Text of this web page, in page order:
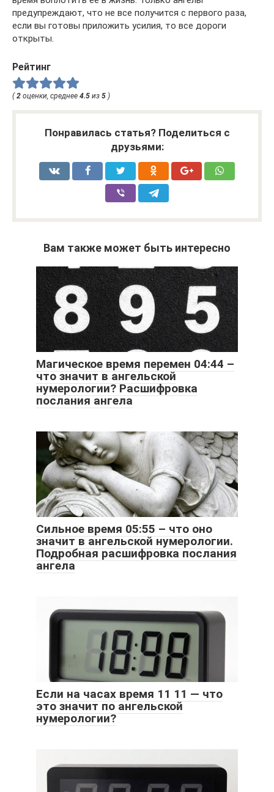
предупреждают, что не все получится с первого раза,
если вы готовы приложить усилия, то все дороги
открыты.
Рейтинг
(2 оценки, среднее 4.5 из 5 )
Понравилась статья? Поделиться с
друзьями:
Вам также может быть интересно
Магическое время перемен 04:44 –
что значит в ангельской
нумерологии? Расшифровка
послания ангела
Сильное время 05:55 – что оно
значит в ангельской нумерологии.
Подробная расшифровка послания
ангела
Если на часах время 11 11 — что
это значит по ангельской
нумерологии?